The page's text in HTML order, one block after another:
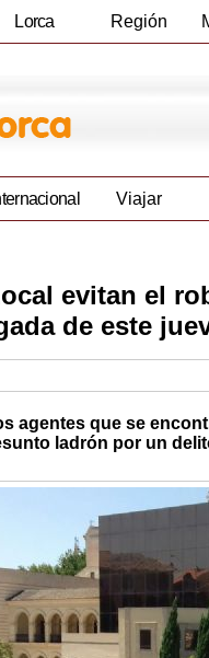
Lorca Región
Viajar
evitan el
de este
agentes que se
ladrón por un